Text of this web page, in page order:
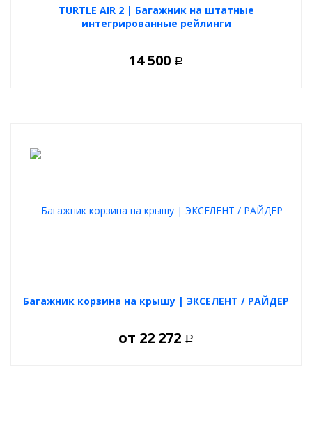
TURTLE AIR 2 | Багажник на штатные
интегрированные рейлинги
14 500 Р
Багажник корзина на крышу | ЭКСЕЛЕНТ / РАЙДЕР
от 22 272 Р